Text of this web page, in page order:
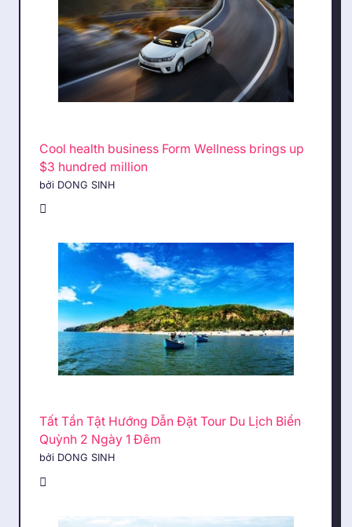
Cool health business Form Wellness brings up
$3 hundred million
bởi DONG SINH
Tất Tần Tật Hướng Dẫn Đặt Tour Du Lịch Biển
Quỳnh 2 Ngày 1 Đêm
bởi DONG SINH